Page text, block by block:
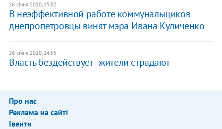
26 січня 2010, 15:02
В неэффективной работе коммунальщиков
днепропетровцы винят мэра Ивана Куличенко
26 січня 2010, 14:55
Власть бездействует - жители страдают
Про нас
Реклама на сайті
Івенти